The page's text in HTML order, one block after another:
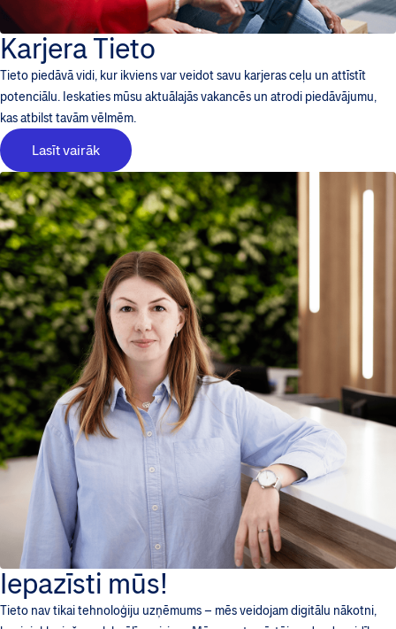
Karjera Tieto
Tieto piedāvā vidi, kur ikviens var veidot savu karjeras ceļu un attīstīt
potenciālu. Ieskaties mūsu aktuālajās vakancēs un atrodi piedāvājumu,
kas atbilst tavām vēlmēm.
Lasīt vairāk
Iepazīsti mūs!
Tieto nav tikai tehnoloģiju uzņēmums – mēs veidojam digitālu nākotni,